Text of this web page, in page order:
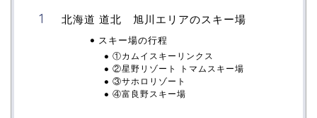
北海道 道北 旭川エリアのスキー場
スキー場の行程
①カムイスキーリンクス
②星野リゾート トマムスキー場
③サホロリゾート
④富良野スキー場